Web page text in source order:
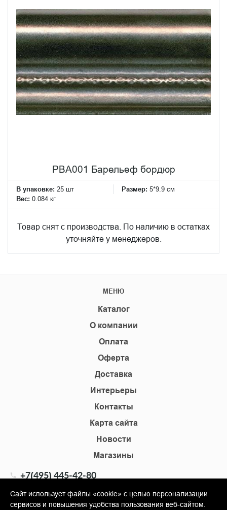
PBA001 Барельеф бордюр
В упаковке: 25 шт Размер: 5*9.9 см
Вес: 0.084 кг
Товар снят с производства. По наличию в остатках
уточняйте у менеджеров.
МЕНЮ
Каталог
О компании
Оплата
Оферта
Доставка
Интерьеры
Контакты
Карта сайта
Новости
Магазины
+7(495) 445-42-80
info@shopkm.ru
Сайт использует файлы «cookie» с целью персонализации
сервисов и повышения удобства пользования веб-сайтом.